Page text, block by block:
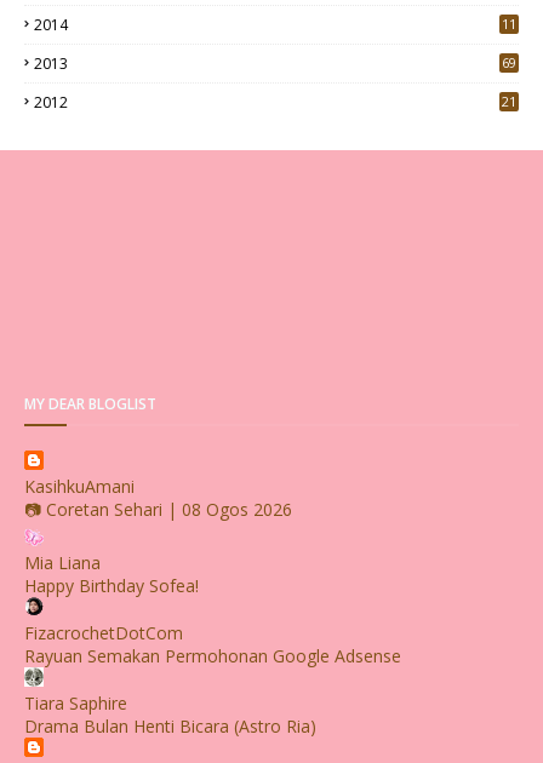
2014 11
2013 69
2012 21
MY DEAR BLOGLIST
KasihkuAmani
📷 Coretan Sehari | 08 Ogos 2026
Mia Liana
Happy Birthday Sofea!
FizacrochetDotCom
Rayuan Semakan Permohonan Google Adsense
Tiara Saphire
Drama Bulan Henti Bicara (Astro Ria)